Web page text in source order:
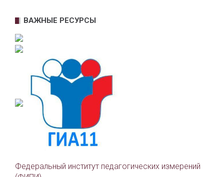
ВАЖНЫЕ РЕСУРСЫ
Федеральный институт педагогических измерений